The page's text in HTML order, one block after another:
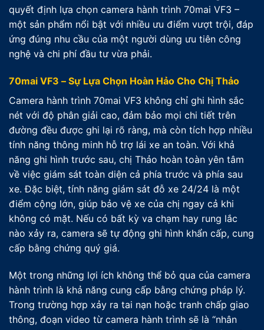
quyết định lựa chọn camera hành trình 70mai VF3 –
một sản phẩm nổi bật với nhiều ưu điểm vượt trội, đáp
ứng đúng nhu cầu của một người dùng ưu tiên công
nghệ và chi phí đầu tư vừa phải.
70mai VF3 – Sự Lựa Chọn Hoàn Hảo Cho Chị Thảo
Camera hành trình 70mai VF3 không chỉ ghi hình sắc
nét với độ phân giải cao, đảm bảo mọi chi tiết trên
đường đều được ghi lại rõ ràng, mà còn tích hợp nhiều
tính năng thông minh hỗ trợ lái xe an toàn. Với khả
năng ghi hình trước sau, chị Thảo hoàn toàn yên tâm
về việc giám sát toàn diện cả phía trước và phía sau
xe. Đặc biệt, tính năng giám sát đỗ xe 24/24 là một
điểm cộng lớn, giúp bảo vệ xe của chị ngay cả khi
không có mặt. Nếu có bất kỳ va chạm hay rung lắc
nào xảy ra, camera sẽ tự động ghi hình khẩn cấp, cung
cấp bằng chứng quý giá.
Một trong những lợi ích không thể bỏ qua của camera
hành trình là khả năng cung cấp bằng chứng pháp lý.
Trong trường hợp xảy ra tai nạn hoặc tranh chấp giao
thông, đoạn video từ camera hành trình sẽ là “nhân